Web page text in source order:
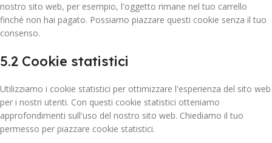
nostro sito web, per esempio, l'oggetto rimane nel tuo carrello
finché non hai pagato. Possiamo piazzare questi cookie senza il tuo
consenso.
5.2 Cookie statistici
Utilizziamo i cookie statistici per ottimizzare l'esperienza del sito web
per i nostri utenti. Con questi cookie statistici otteniamo
approfondimenti sull'uso del nostro sito web. Chiediamo il tuo
permesso per piazzare cookie statistici.